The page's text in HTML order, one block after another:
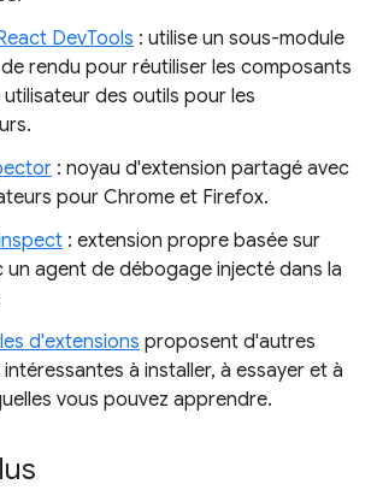
DevTools : utilise un sous-module
rendu pour réutiliser les composants
des outils pour les
: noyau d'extension partagé avec
pour Chrome et Firefox.
: extension propre basée sur
un agent de débogage injecté dans la
d'extensions proposent d'autres
à installer, à essayer et à
vous pouvez apprendre.